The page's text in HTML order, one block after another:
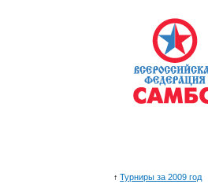
↑ Турниры за 2009 год